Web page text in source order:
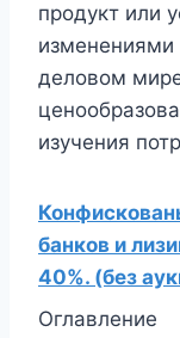
продукт или
изменениями
деловом
изучения
банков и
40%. (без
Оглавление